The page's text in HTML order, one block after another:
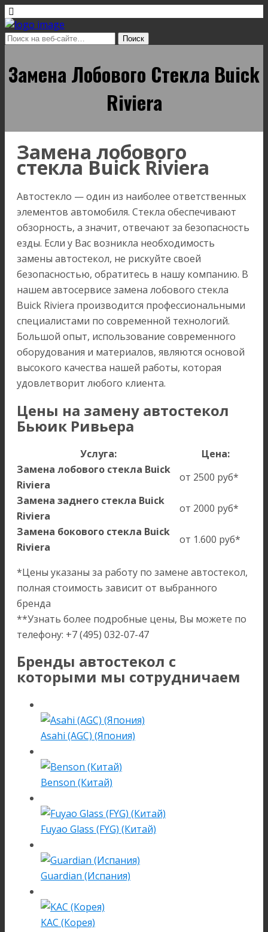
Замена Лобового Стекла Buick
Riviera
Замена лобового
стекла Buick Riviera
Автостекло — один из наиболее ответственных
элементов автомобиля. Стекла обеспечивают
обзорность, а значит, отвечают за безопасность
езды. Если у Вас возникла необходимость
замены автостекол, не рискуйте своей
безопасностью, обратитесь в нашу компанию. В
нашем автосервисе замена лобового стекла
Buick Riviera производится профессиональными
специалистами по современной технологий.
Большой опыт, использование современного
оборудования и материалов, являются основой
высокого качества нашей работы, которая
удовлетворит любого клиента.
Цены на замену автостекол
Бьюик Ривьера
Услуга:
Цена:
Замена лобового стекла Buick
Riviera
от 2500 руб*
Замена заднего стекла Buick
Riviera
от 2000 руб*
Замена бокового стекла Buick
Riviera
от 1.600 руб*
*Цены указаны за работу по замене автостекол,
полная стоимость зависит от выбранного
бренда
**Узнать более подробные цены, Вы можете по
телефону: +7 (495) 032-07-47
Бренды автостекол с
которыми мы сотрудничаем
Asahi (AGC) (Япония)
Benson (Китай)
Fuyao Glass (FYG) (Китай)
Guardian (Испания)
KAC (Корея)